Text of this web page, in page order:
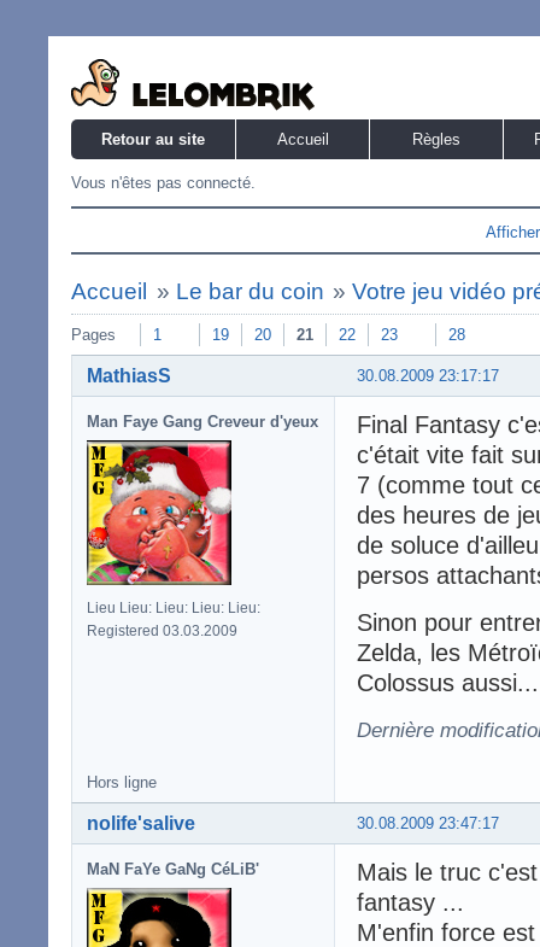
Retour au site Accueil Règles
Vous n'êtes pas connecté.
Accueil » Le bar du coin »Votre jeu vidéo
Pages 1 19 20 21 22 23 28
30.08.2009 23:17:17
MathiasS
Man Faye Gang Creveur d'yeux
Lieu Lieu: Lieu: Lieu: Lieu:
Registered 03.03.2009
Final Fantasy
c'était vite fait
7 (comme tout
des heures de
de soluce
persos
Sinon pour
Zelda, les
Colossus
Dernière
Hors ligne
30.08.2009 23:47:17
nolife'salive
MaN FaYe GaNg CéLiB'
Mais le truc
fantasy ...
M'enfin force